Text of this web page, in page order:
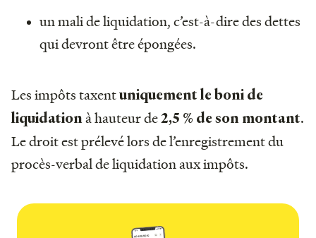
un mali de liquidation, c’est-à-dire des dettes
qui devront être épongées.
Les impôts taxentuniquement le boni de
liquidationà hauteur de2,5 % de son montant.
Le droit est prélevé lors de l’enregistrement du
procès-verbal de liquidation aux impôts.